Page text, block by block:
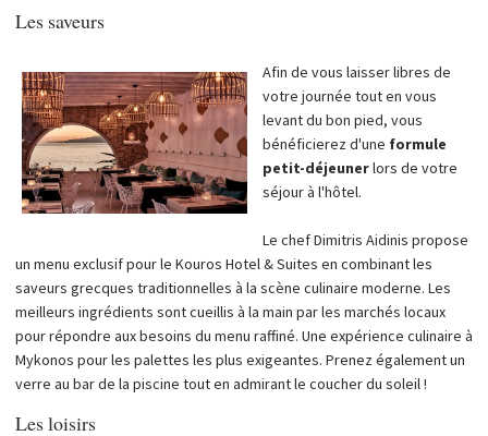
Les saveurs
Afin de vous laisser libres de
votre journée tout en vous
levant du bon pied, vous
bénéficierez d'une formule
petit-déjeunerlors de votre
séjour à l'hôtel.
Le chef Dimitris Aidinis propose
un menu exclusif pour le Kouros Hotel & Suites en combinant les
saveurs grecques traditionnelles à la scène culinaire moderne. Les
meilleurs ingrédients sont cueillis à la main par les marchés locaux
pour répondre aux besoins du menu raffiné. Une expérience culinaire à
Mykonos pour les palettes les plus exigeantes. Prenez également un
verre au bar de la piscine tout en admirant le coucher du soleil !
Les loisirs